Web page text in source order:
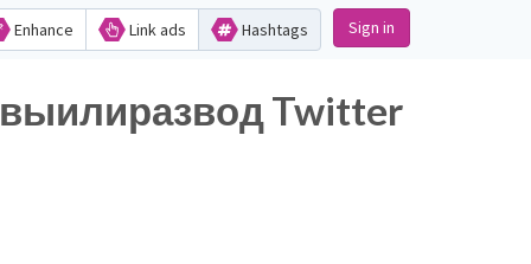
Enhance Link ads Hashtags Sign in
Twitter